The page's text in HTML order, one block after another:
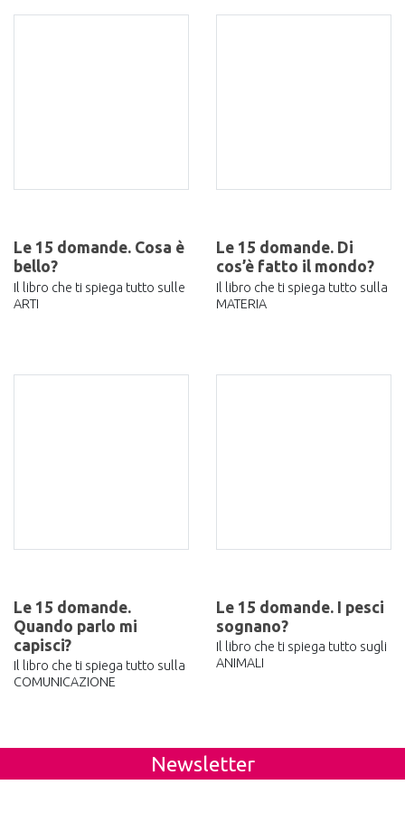
Le 15 domande. Cosa è
bello?
Il libro che ti spiega tutto sulle
ARTI
Le 15 domande. Di
cos’è fatto il mondo?
Il libro che ti spiega tutto sulla
MATERIA
Le 15 domande.
Quando parlo mi
capisci?
Il libro che ti spiega tutto sulla
COMUNICAZIONE
Le 15 domande. I pesci
sognano?
Il libro che ti spiega tutto sugli
ANIMALI
Newsletter